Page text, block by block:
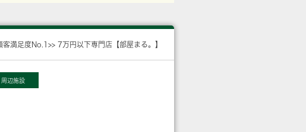
客満足度No.1>> 7万円以下専門店【部屋まる。】
周辺施設